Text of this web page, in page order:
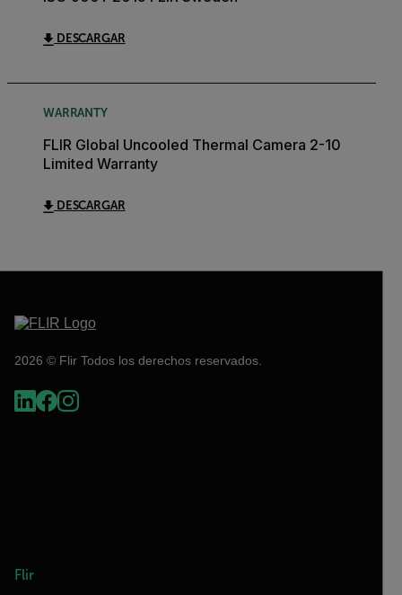
DESCARGAR
WARRANTY
FLIR Global Uncooled Thermal Camera 2-10
Limited Warranty
DESCARGAR
2026 © Flir Todos los derechos reservados.
Flir